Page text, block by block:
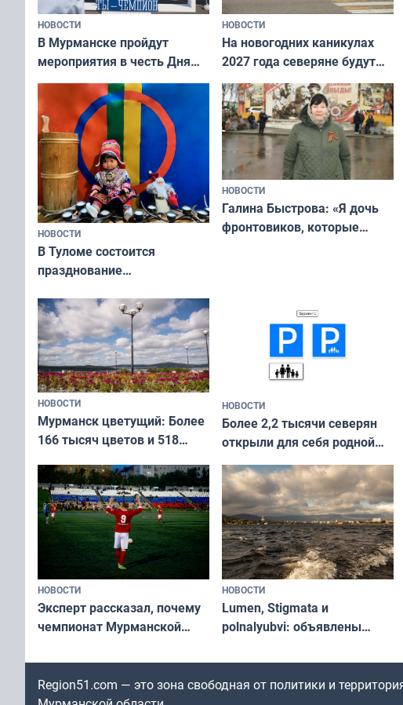
НОВОСТИ
В Мурманске пройдут
мероприятия в честь Дня
физкультурника
НОВОСТИ
На новогодних каникулах
2027 года северяне будут
отдыхать 11 дней
НОВОСТИ
В Туломе состоится
празднование
коренных народов мира
НОВОСТИ
Галина Быстрова: «Я дочь
фронтовиков, которые
НОВОСТИ
Мурманск цветущий: Более
166 тысяч цветов и 518
НОВОСТИ
Более 2,2 тысячи северян
открыли для себя родной
край в рамках проекта
«Туризм для своих»
НОВОСТИ
Эксперт рассказал, почему
чемпионат Мурманской
незамеченным
НОВОСТИ
Lumen, Stigmata и
polnalyubvi: объявлены
«Имандра» в 2026 года
Region51.com — это зона свободная от политики и